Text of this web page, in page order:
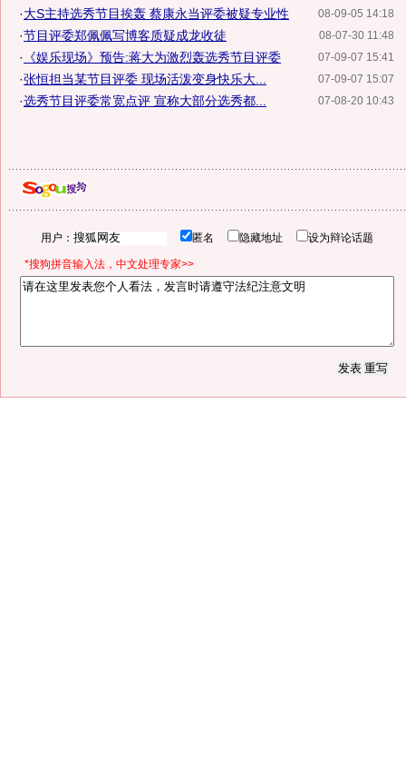
08-09-05 14:18
·大S主持选秀节目挨轰 蔡康永当评委被疑专业性
08-07-30 11:48
·节目评委郑佩佩写博客质疑成龙收徒
07-09-07 15:41
· 《娱乐现场》预告:蒋大为激烈轰选秀节目评委
07-09-07 15:07
·张恒担当某节目评委 现场活泼变身快乐大...
07-08-20 10:43
·选秀节目评委常宽点评 宣称大部分选秀都...
用户： 匿名 隐藏地址 设为辩论话题
*搜狗拼音输入法，中文处理专家>>